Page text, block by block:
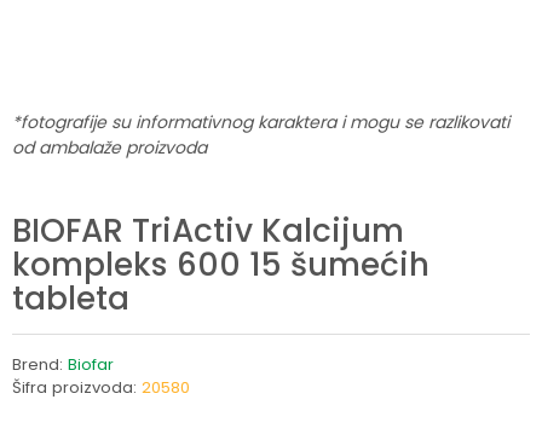
*fotografije su informativnog karaktera i mogu se razlikovati
od ambalaže proizvoda
BIOFAR TriActiv Kalcijum
kompleks 600 15 šumećih
tableta
Brend: Biofar
Šifra proizvoda: 20580